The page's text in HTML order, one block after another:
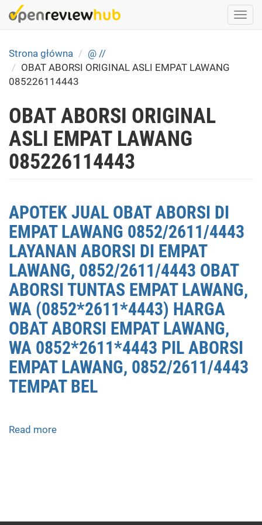
Skip
to
content
Strona główna
@ //
OBAT ABORSI ORIGINAL ASLI EMPAT LAWANG
085226114443
OBAT ABORSI ORIGINAL
ASLI EMPAT LAWANG
085226114443
APOTEK JUAL OBAT ABORSI DI
EMPAT LAWANG 0852/2611/4443
LAYANAN ABORSI DI EMPAT
LAWANG, 0852/2611/4443 OBAT
ABORSI TUNTAS EMPAT LAWANG,
WA (0852*2611*4443) HARGA
OBAT ABORSI EMPAT LAWANG,
WA 0852*2611*4443 PIL ABORSI
EMPAT LAWANG, 0852/2611/4443
TEMPAT BEL
Read more